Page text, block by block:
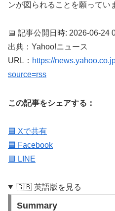
ンが図られることを願ってい
📅 記事公開日時: 2026-06-24
出典：Yahoo!ニュース
URL： https://
source=rss
この記事をシェアする：
🟦 Xで共有
🟦 Facebook
🟩 LINE
🇬🇧 英語版を見る
Summary